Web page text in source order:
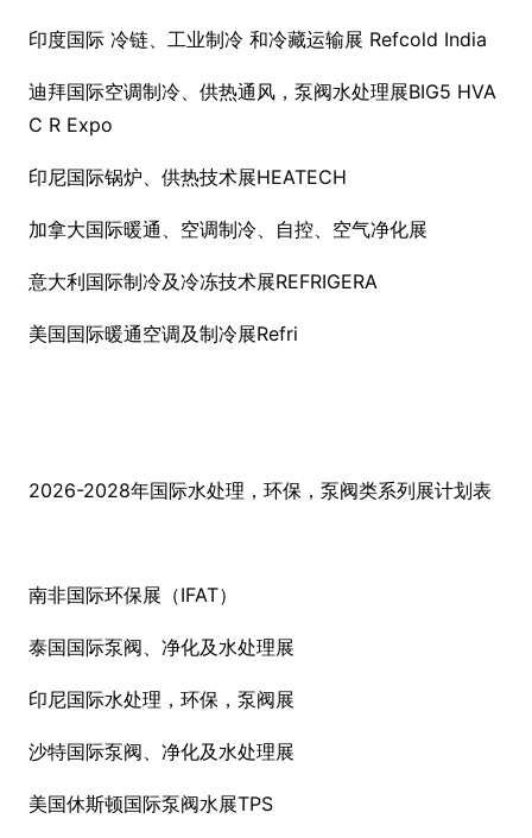
印度国际 冷链、工业制冷 和冷藏运输展 Refcold India
迪拜国际空调制冷、供热通风，泵阀水处理展BIG5 HVA
C R Expo
印尼国际锅炉、供热技术展HEATECH
加拿大国际暖通、空调制冷、自控、空气净化展
意大利国际制冷及冷冻技术展REFRIGERA
美国国际暖通空调及制冷展Refri
2026-2028年国际水处理，环保，泵阀类系列展计划表
南非国际环保展（IFAT）
泰国国际泵阀、净化及水处理展
印尼国际水处理，环保，泵阀展
沙特国际泵阀、净化及水处理展
美国休斯顿国际泵阀水展TPS